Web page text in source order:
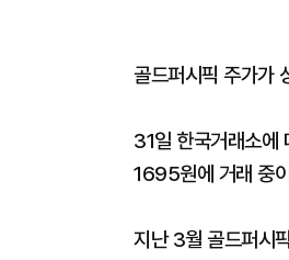
골드퍼시픽 주가가
31일 한국거래소
1695원에 거래 중
지난 3월 골드퍼시